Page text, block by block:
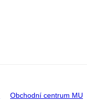
Obchodní centrum MU